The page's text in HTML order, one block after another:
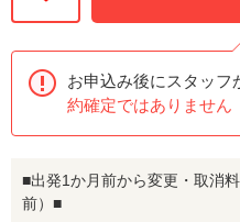
お申込み後にスタッフ
約確定ではありません
■出発1か月前から変更・取消
前）■